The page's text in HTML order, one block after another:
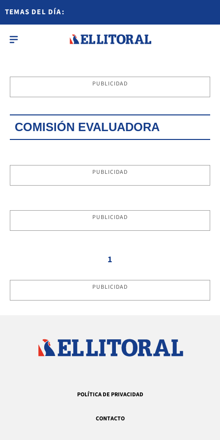
TEMAS DEL DÍA:
PUBLICIDAD
COMISIÓN EVALUADORA
PUBLICIDAD
PUBLICIDAD
1
PUBLICIDAD
POLÍTICA DE PRIVACIDAD
CONTACTO